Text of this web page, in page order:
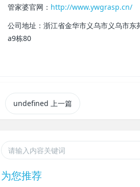
管家婆官网： http://www.ywgrasp.cn/
公司地址：浙江省金华市义乌市义乌市东
a9栋80
undefined 上一篇
为您推荐